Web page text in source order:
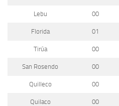
Lebu 00
Florida 01
Tirúa 00
San Rosendo 00
Quilleco 00
Quilaco 00